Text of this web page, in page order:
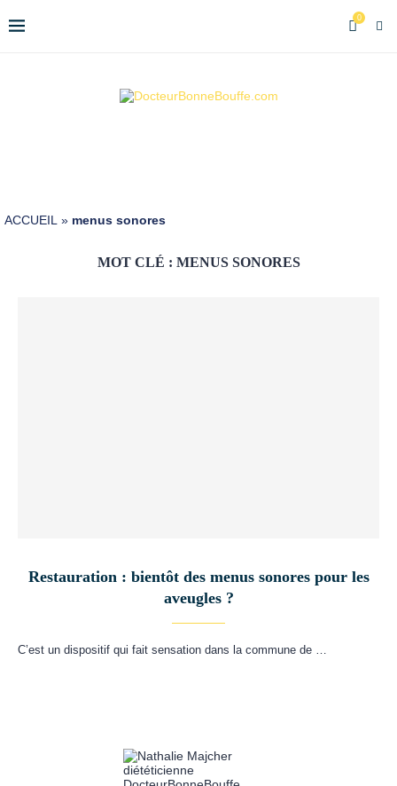
0
ACCUEIL » menus sonores
MOT CLÉ : MENUS SONORES
Restauration : bientôt des menus sonores pour les
aveugles ?
C’est un dispositif qui fait sensation dans la commune de …